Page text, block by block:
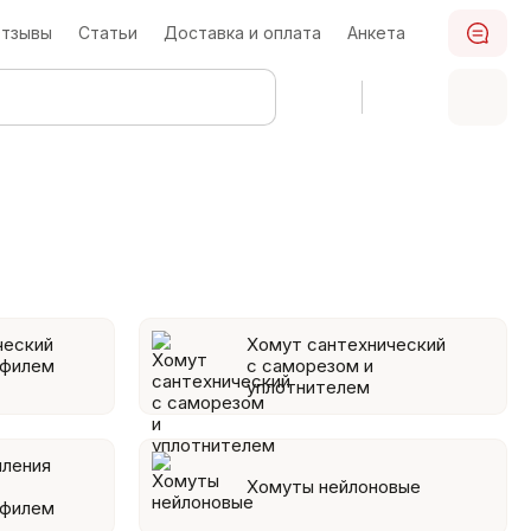
Статьи Доставка и оплата Анкета
Хомут сантехнический
с саморезом и
уплотнителем
Хомуты нейлоновые